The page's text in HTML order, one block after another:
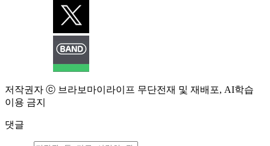
저작권자 ⓒ 브라보마이라이프 무단전재 및 재배포, AI학습
이용 금지
댓글